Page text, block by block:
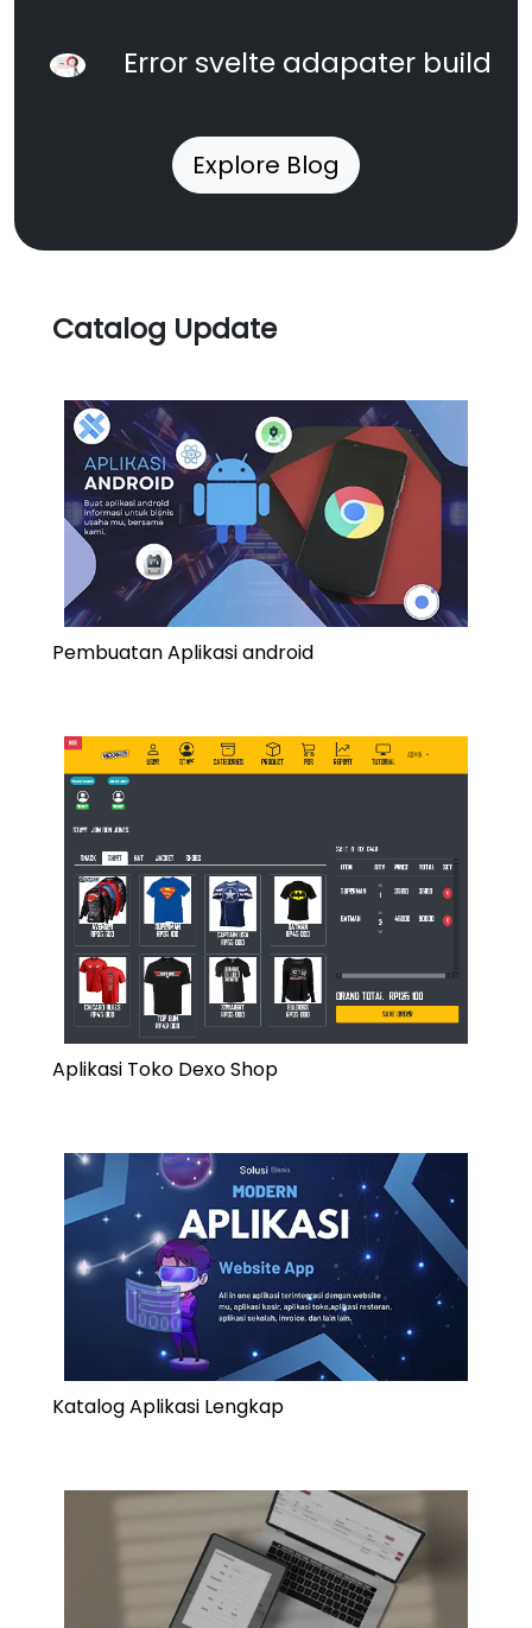
Error svelte adapater build
Explore Blog
Catalog Update
Pembuatan Aplikasi android
Aplikasi Toko Dexo Shop
Katalog Aplikasi Lengkap